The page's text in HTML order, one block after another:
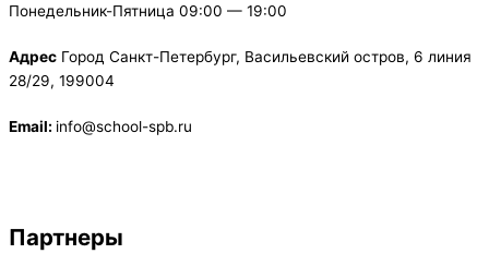
Понедельник-Пятница 09:00 — 19:00
Адрес Город Санкт-Петербург, Васильевский остров, 6 линия
28/29, 199004
Email: info@school-spb.ru
Партнеры